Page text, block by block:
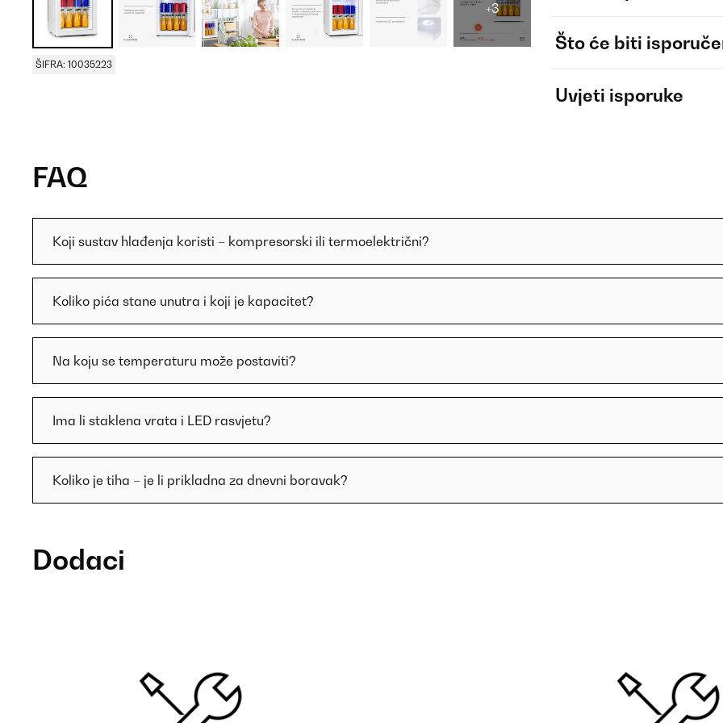
+3
ŠIFRA: 10035223
Što će biti
Uvjeti isporuke
FAQ
Koji sustav hlađenja koristi – kompresorski ili termoelektrični?
Koliko pića stane unutra i koji je kapacitet?
Na koju se temperaturu može postaviti?
Ima li staklena vrata i LED rasvjetu?
Koliko je tiha – je li prikladna za dnevni boravak?
Dodaci